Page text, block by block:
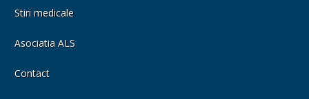
Stiri medicale
Asociatia ALS
Contact